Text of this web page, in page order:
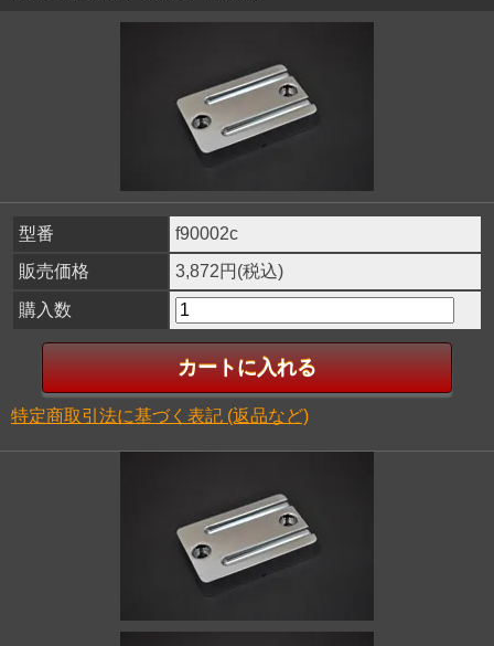
型番
f90002c
販売価格
3,872円(税込)
購入数
特定商取引法に基づく表記 (返品など)